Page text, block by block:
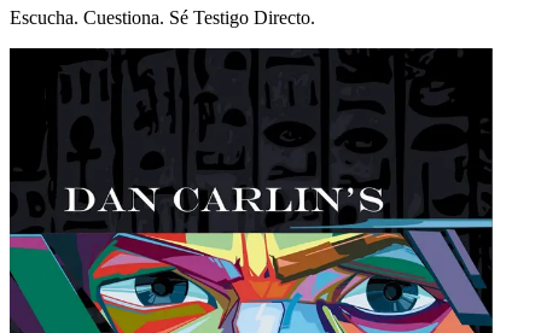
Escucha. Cuestiona. Sé Testigo Directo.